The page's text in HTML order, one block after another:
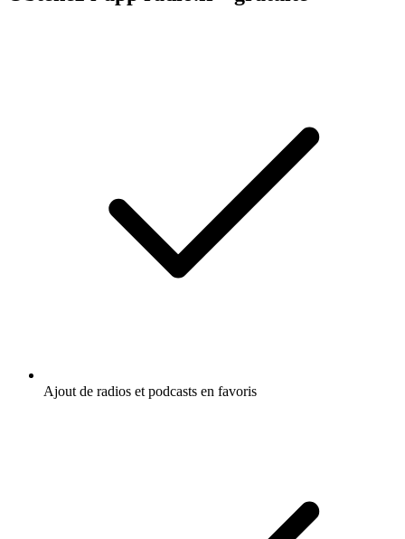
Ajout de radios et podcasts en favoris